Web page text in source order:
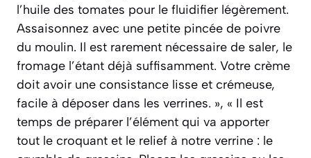
l’huile des tomates pour le fluidifier légèrement.
Assaisonnez avec une petite pincée de poivre
du moulin. Il est rarement nécessaire de saler, le
fromage l’étant déjà suffisamment. Votre crème
doit avoir une consistance lisse et crémeuse,
facile à déposer dans les verrines. », « Il est
temps de préparer l’élément qui va apporter
tout le croquant et le relief à notre verrine : le